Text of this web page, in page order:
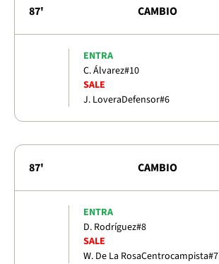
87' CAMBIO
ENTRA
C. Álvarez#10
SALE
J. LoveraDefensor#6
87' CAMBIO
ENTRA
D. Rodríguez#8
SALE
W. De La RosaCentrocampista#7